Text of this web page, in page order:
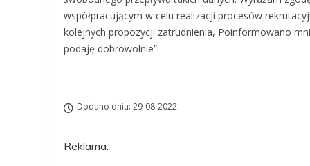
współpracującym w celu realizacji procesów
kolejnych propozycji zatrudnienia, Poinformowano
podaję dobrowolnie”
Dodano dnia: 29-08-2022
Reklama: